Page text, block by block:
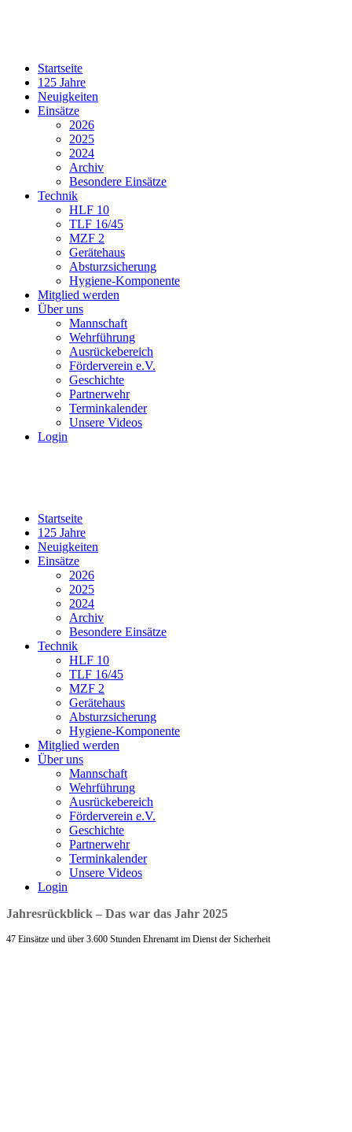
Startseite
125 Jahre
Neuigkeiten
Einsätze
2026
2025
2024
Archiv
Besondere Einsätze
Technik
HLF 10
TLF 16/45
MZF 2
Gerätehaus
Absturzsicherung
Hygiene-Komponente
Mitglied werden
Über uns
Mannschaft
Wehrführung
Ausrückebereich
Förderverein e.V.
Geschichte
Partnerwehr
Terminkalender
Unsere Videos
Login
Startseite
125 Jahre
Neuigkeiten
Einsätze
2026
2025
2024
Archiv
Besondere Einsätze
Technik
HLF 10
TLF 16/45
MZF 2
Gerätehaus
Absturzsicherung
Hygiene-Komponente
Mitglied werden
Über uns
Mannschaft
Wehrführung
Ausrückebereich
Förderverein e.V.
Geschichte
Partnerwehr
Terminkalender
Unsere Videos
Login
Jahresrückblick – Das war das Jahr 2025
47 Einsätze und über 3.600 Stunden Ehrenamt im Dienst der Sicherheit